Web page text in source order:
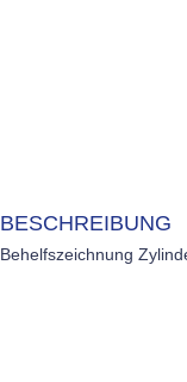
BESCHREIBUNG
Behelfszeichnung